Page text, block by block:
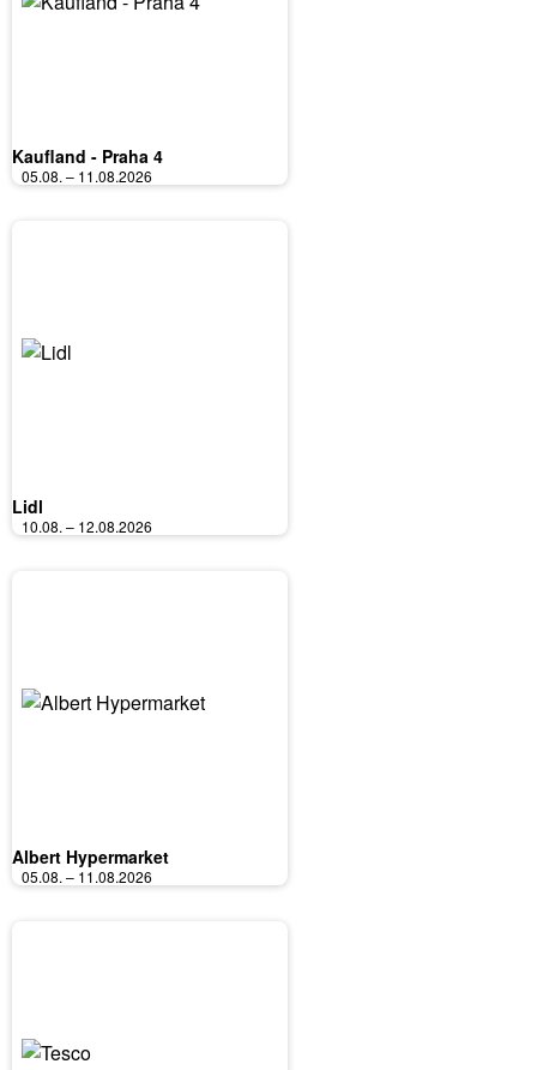
Kaufland - Praha 4
05.08. – 11.08.2026
Lidl
10.08. – 12.08.2026
Albert Hypermarket
05.08. – 11.08.2026